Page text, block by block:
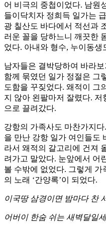
어 비극의 중첩이었다. 남원
들이닥치자 정희득 일가는
광 칠산도 바다에서 적선과
러운 꼴을 당하느니 깨끗한
었다. 아내와 형수, 누이동
남자들은 결박당하여 바라
함께 묶였던 일가 정절은 그
도함을 꾸짖었다. 왜적이 그
지 않아 왼팔마저 잘렸다.
으로 끌려갔다.
강항의 가족사도 마찬가지
을 만난 강항 일가 여인들도
라서 왜적의 갈고리에 건져
려가고 말았다. 눈앞에서 어
볼 수밖에 없었다. 그렇게
의 노래 ‘간양록’이 되었다.
이국땅 삼경이면 밤마다 찬
어버이 한숨 쉬는 새벽달일세